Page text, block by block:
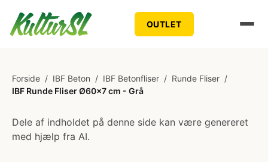
OUTLET
Forside / IBF Beton / IBF Betonfliser / Runde Fliser /
IBF Runde Fliser Ø60x7 cm - Grå
Dele af indholdet på denne side kan være genereret
med hjælp fra AI.